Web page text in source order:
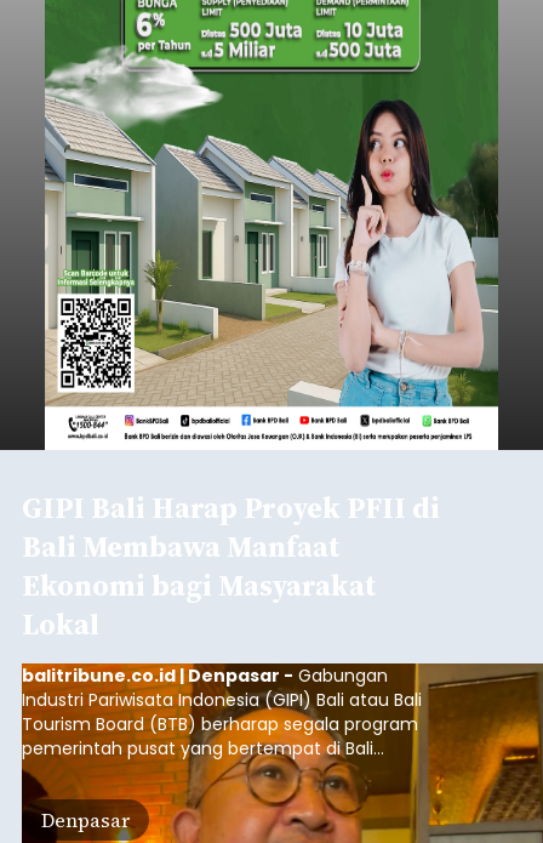
GIPI Bali Harap Proyek PFII di
Bali Membawa Manfaat
Ekonomi bagi Masyarakat
Lokal
balitribune.co.id | Denpasar - Gabungan
Industri Pariwisata Indonesia (GIPI) Bali atau Bali
Tourism Board (BTB) berharap segala program
pemerintah pusat yang bertempat di Bali
membawa dampak positif bagi masyarakat lokal.
"Program pemerintah ini (Bali sebagai Pusat
Finansial Internasional Indonesia/PFII) harus
Denpasar